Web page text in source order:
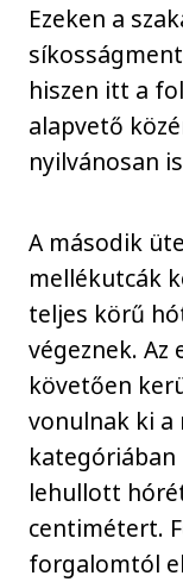
Ezeken a
hiszen itt a
alapvető
nyilvánosan
A második
mellékutcák
teljes körű
végeznek. Az
követően
vonulnak ki a
kategóriában
lehullott
centimétert.
forgalomtól